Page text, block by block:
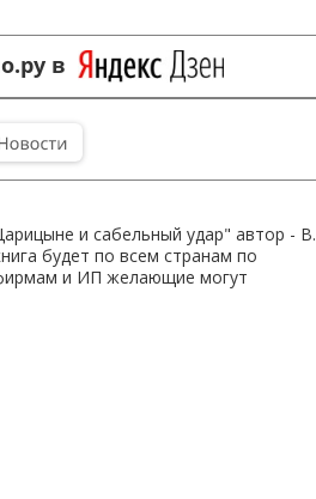
в
и сабельный удар" автор - В.
будет по всем странам по
и ИП желающие могут